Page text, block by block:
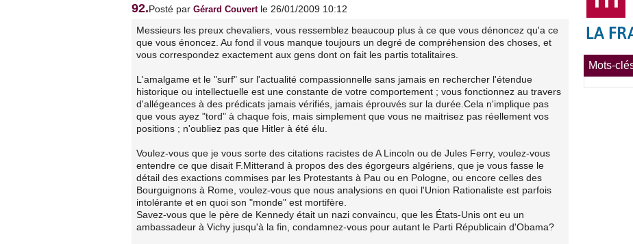
92.Posté par Gérard Couvert le 26/01/2009 10:12
Messieurs les preux chevaliers, vous ressemblez beaucoup plus à ce que vous dénoncez qu'a ce
que vous énoncez. Au fond il vous manque toujours un degré de compréhension des choses, et
vous correspondez exactement aux gens dont on fait les partis totalitaires.
L'amalgame et le "surf" sur l'actualité compassionnelle sans jamais en rechercher l'étendue
historique ou intellectuelle est une constante de votre comportement ; vous fonctionnez au travers
d'allégeances à des prédicats jamais vérifiés, jamais éprouvés sur la durée.Cela n'implique pas
que vous ayez "tord" à chaque fois, mais simplement que vous ne maitrisez pas réellement vos
positions ; n'oubliez pas que Hitler à été élu.
Voulez-vous que je vous sorte des citations racistes de A Lincoln ou de Jules Ferry, voulez-vous
entendre ce que disait F.Mitterand à propos des des égorgeurs algériens, que je vous fasse le
détail des exactions commises par les Protestants à Pau ou en Pologne, ou encore celles des
Bourguignons à Rome, voulez-vous que nous analysions en quoi l'Union Rationaliste est parfois
intolérante et en quoi son "monde" est mortifère.
Savez-vous que le père de Kennedy était un nazi convaincu, que les États-Unis ont eu un
ambassadeur à Vichy jusqu'à la fin, condamnez-vous pour autant le Parti Républicain d'Obama?
Mots-